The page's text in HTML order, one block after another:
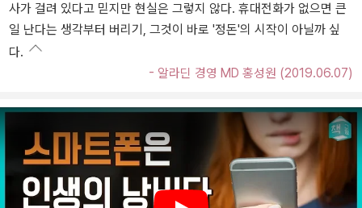
사가 걸려 있다고 믿지만 현실은 그렇지 않다. 휴대전화가 없으면 큰
일 난다는 생각부터 버리기, 그것이 바로 '정돈'의 시작이 아닐까 싶
다.
- 알라딘 경영 MD 홍성원 (2019.06.07)